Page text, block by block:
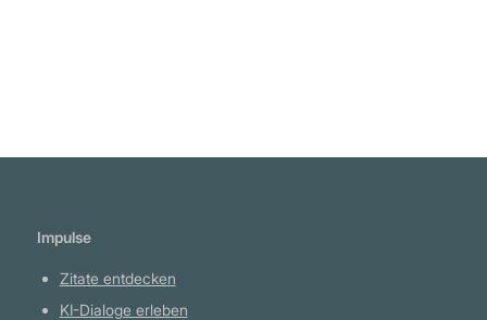
Impulse
Zitate entdecken
KI-Dialoge erleben